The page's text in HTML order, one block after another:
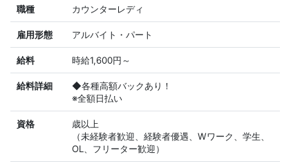
職種 カウンターレディ
雇用形態 アルバイト・パート
給料 時給1,600円～
給料詳細
◆各種高額バックあり！
※全額日払い
資格
歳以上
（未経験者歓迎、経験者優遇、Wワーク、学生、
OL、フリーター歓迎）